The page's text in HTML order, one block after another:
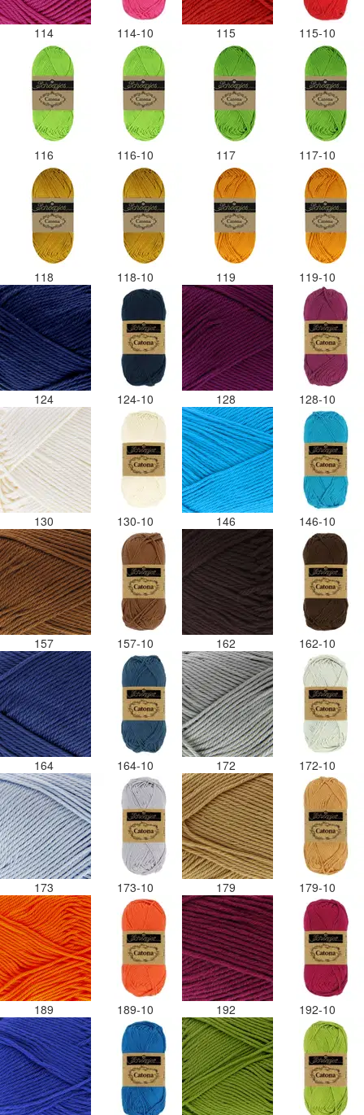
114 114-10 115 115-10
116 116-10 117 117-10
118 118-10 119 119-10
124 124-10 128 128-10
130 130-10 146 146-10
157 157-10 162 162-10
164 164-10 172 172-10
173 173-10 179 179-10
189 189-10 192 192-10